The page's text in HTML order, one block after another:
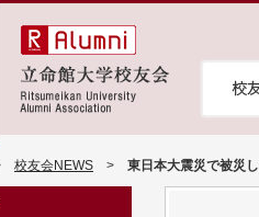
校友会NEWS > 東日本大震災で被災